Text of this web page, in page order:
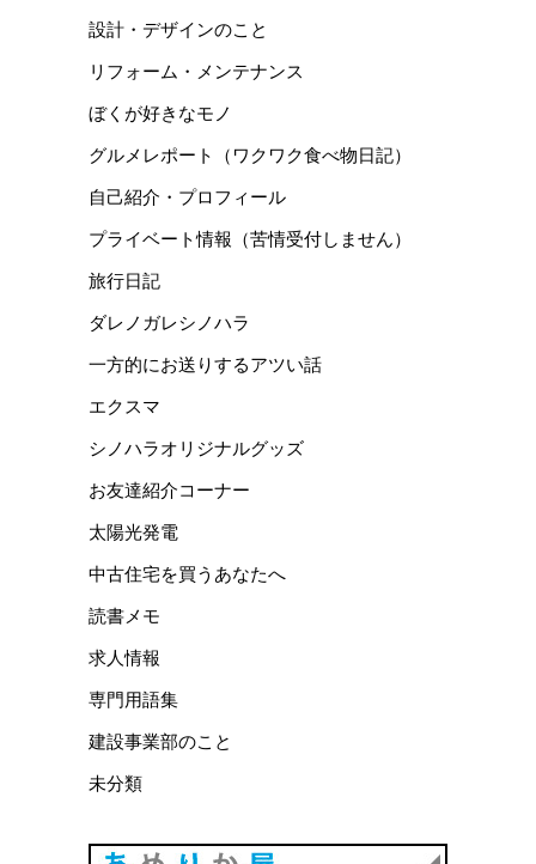
設計・デザインのこと
リフォーム・メンテナンス
ぼくが好きなモノ
グルメレポート（ワクワク食べ物日記）
自己紹介・プロフィール
プライベート情報（苦情受付しません）
旅行日記
ダレノガレシノハラ
一方的にお送りするアツい話
エクスマ
シノハラオリジナルグッズ
お友達紹介コーナー
太陽光発電
中古住宅を買うあなたへ
読書メモ
求人情報
専門用語集
建設事業部のこと
未分類